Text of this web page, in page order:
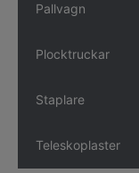
Pallvagn
Plocktruckar
Staplare
Teleskoplaster